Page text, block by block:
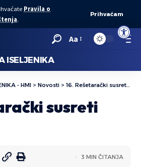
Open
Pravila o
.
Prihvaćam
Aa
ISELJENIKA
- HMI > Novosti > 16. Rešetarački susreti pjesnika
susreti
3 MIN ČITANJA